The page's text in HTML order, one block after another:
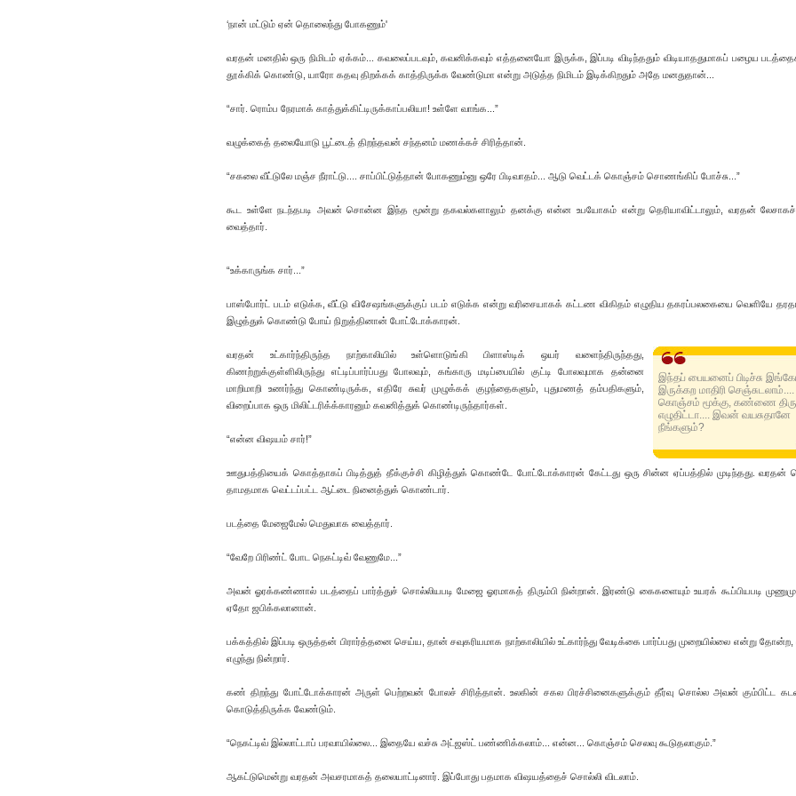
‘நான் மட்டும் ஏன் தொலைந்து போகணும்'
வரதன் மனதில் ஒரு நிமிடம் ஏக்கம்... கவலைப்படவும், கவனிக்கவும் எத்தனையோ இருக்க, இப்படி விடிந்ததும் விடியாததுமாகப் பழைய
தூக்கிக் கொண்டு, யாரோ கதவு திறக்கக் காத்திருக்க வேண்டுமா என்று அடுத்த நிமிடம் இடிக்கிறதும் அதே மனதுதான்...
“சார். ரொம்ப நேரமாக் காத்துக்கிட்டிருக்காப்பலியா! உள்ளே வாங்க...”
வழுக்கைத் தலையோடு பூட்டைத் திறந்தவன் சந்தனம் மணக்கச் சிரித்தான்.
“சகலை வீட்டுலே மஞ்ச நீராட்டு.... சாப்பிட்டுத்தான் போகணும்னு ஒரே பிடிவாதம்... ஆடு வெட்டக் கொஞ்சம் சொணங்கிப் போச்சு...”
கூட உள்ளே நடந்தபடி அவன் சொன்ன இந்த மூன்று தகவல்களாலும் தனக்கு என்ன உபயோகம் என்று தெரியாவிட்டாலும், வரதன் லேசாகச்
வைத்தார்.
“உக்காருங்க சார்...”
பாஸ்போர்ட் படம் எடுக்க, வீட்டு விசேஷங்களுக்குப் படம் எடுக்க என்று வரிசையாகக் கட்டண விகிதம் எழுதிய தகரப்பலகையை வெளியே
இழுத்துக் கொண்டு போய் நிறுத்தினான் போட்டோக்காரன்.
இந்தப் பையனைப் பிடிச்சு
இருக்கற மாதிரி செஞ்சுடலாம்....
கொஞ்சம் மூக்கு, கண்ணை
எழுதிட்டா.... இவன் வயசுதானே
நீங்களும்?
வரதன் உட்கார்ந்திருந்த நாற்காலியில் உள்ளொடுங்கி பிளாஸ்டிக் ஒயர் வளைந்திருந்தது,
கிணற்றுக்குள்ளிலிருந்து எட்டிப்பார்ப்பது போலவும், கங்காரு மடிப்பையில் குட்டி போலவுமாக தன்னை
மாறிமாறி உணர்ந்து கொண்டிருக்க, எதிரே சுவர் முழுக்கக் குழந்தைகளும், புதுமணத் தம்பதிகளும்,
விறைப்பாக ஒரு மிலிட்டரிக்க்காரனும் கவனித்துக் கொண்டிருந்தார்கள்.
“என்ன விஷயம் சார்!”
ஊதுபத்தியைக் கொத்தாகப் பிடித்துத் தீக்குச்சி கிழித்துக் கொண்டே போட்டோக்காரன் கேட்டது ஒரு சின்ன ஏப்பத்தில் முடிந்தது.
தாமதமாக வெட்டப்பட்ட ஆட்டை நினைத்துக் கொண்டார்.
படத்தை மேஜைமேல் மெதுவாக வைத்தார்.
“வேறே பிரிண்ட் போட நெகட்டிவ் வேணுமே...”
அவன் ஓரக்கண்ணால் படத்தைப் பார்த்துச் சொல்லியபடி மேஜை ஓரமாகத் திரும்பி நின்றான். இரண்டு கைகளையும் உயரக் கூப்பியபடி
ஏதோ ஜபிக்கலானான்.
பக்கத்தில் இப்படி ஒருத்தன் பிரார்த்தனை செய்ய, தான் சவுகரியமாக நாற்காலியில் உட்கார்ந்து வேடிக்கை பார்ப்பது முறையில்லை என்று
எழுந்து நின்றார்.
கண் திறந்து போட்டோக்காரன் அருள் பெற்றவன் போலச் சிரித்தான். உலகின் சகல பிரச்சினைகளுக்கும் தீர்வு சொல்ல அவன் கும்பிட்ட
கொடுத்திருக்க வேண்டும்.
“நெகட்டிவ் இல்லாட்டாப் பரவாயில்லை... இதையே வச்சு அட்ஜஸ்ட் பண்ணிக்கலாம்... என்ன... கொஞ்சம் செலவு கூடுதலாகும்.”
ஆகட்டுமென்று வரதன் அவசரமாகத் தலையாட்டினார். இப்போது பதமாக விஷயத்தைச் சொல்லி விடலாம்.